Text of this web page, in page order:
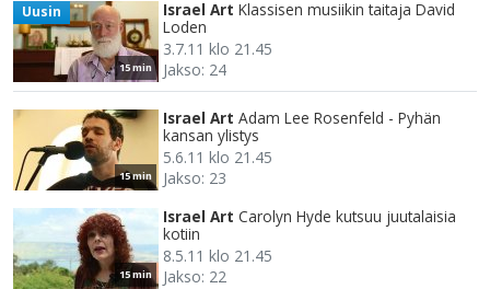
15 min
Uusin Israel Art Klassisen musiikin taitaja David
Loden
3.7.11 klo 21.45
Jakso: 24
15 min
Israel Art Adam Lee Rosenfeld - Pyhän
kansan ylistys
5.6.11 klo 21.45
Jakso: 23
15 min
Israel Art Carolyn Hyde kutsuu juutalaisia
kotiin
8.5.11 klo 21.45
Jakso: 22